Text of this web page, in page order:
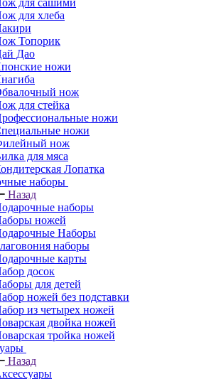
для сашими
для хлеба
Топорик
Дао
ножи
нож
для стейка
ножи
ножи
нож
для мяса
Лопатка
наборы
Назад
наборы
ножей
Наборы
наборы
карты
досок
для детей
ножей без подставки
из четырех ножей
двойка ножей
тройка ножей
Назад